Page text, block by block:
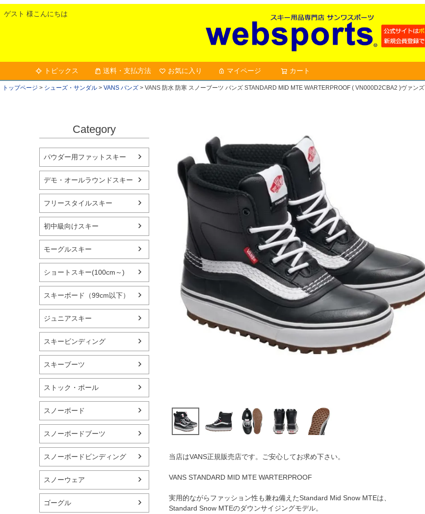
ゲスト 様こんにちは
トピックス 送料・支払方法 お気に入り マイページ カート
トップページ シューズ・サンダル VANS バンズ VANS 防水 防寒 スノーブーツ バンズ STANDARD MID MTE WARTERPROOF ( VN000D2CBA2 )ヴァンズ
Category
パウダー用ファットスキー
デモ・オールラウンドスキー
フリースタイルスキー
初中級向けスキー
モーグルスキー
ショートスキー(100cm～)
スキーボード（99cm以下）
ジュニアスキー
スキービンディング
スキーブーツ
ストック・ポール
スノーボード
スノーボードブーツ
スノーボードビンディング
スノーウェア
ゴーグル
当店はVANS正規販売店です。ご安心してお求め下さい。
VANS STANDARD MID MTE WARTERPROOF
実用的ながらファッション性も兼ね備えたStandard Mid Snow MTEは、
Standard Snow MTEのダウンサイジングモデル。